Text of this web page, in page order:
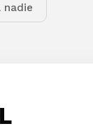
nadie